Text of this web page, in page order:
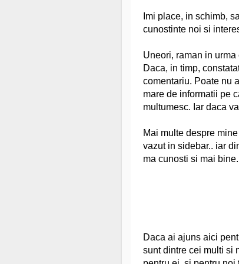
Imi place, in schimb,
cunostinte noi si
Uneori, raman in
Daca, in timp,
comentariu. Poate nu
mare de informatii pe
multumesc. Iar daca
Mai multe despre
vazut in sidebar.. iar
ma cunosti si mai bine.
Daca ai ajuns aici
sunt dintre cei multi si